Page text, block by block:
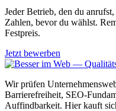
Jeder Betrieb, den du
Zahlen, bevor du wählst.
Festpreis.
Jetzt bewerben
Wir prüfen
Barrierefreiheit, SEO-
Auffindbarkeit. Hier kauft